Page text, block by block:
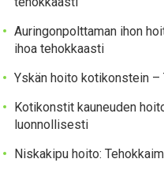
Auringonpolttaman ihon
ihoa tehokkaasti
Yskän hoito kotikonstein
Kotikonstit kauneuden
luonnollisesti
Niskakipu hoito: